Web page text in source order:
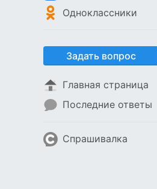
Одноклассники
Задать вопрос
Главная страница
Последние ответы
Спрашивалка